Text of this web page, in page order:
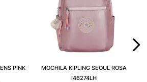
PINK
MOCHILA KIPLING SEOUL ROSA
I46274LH